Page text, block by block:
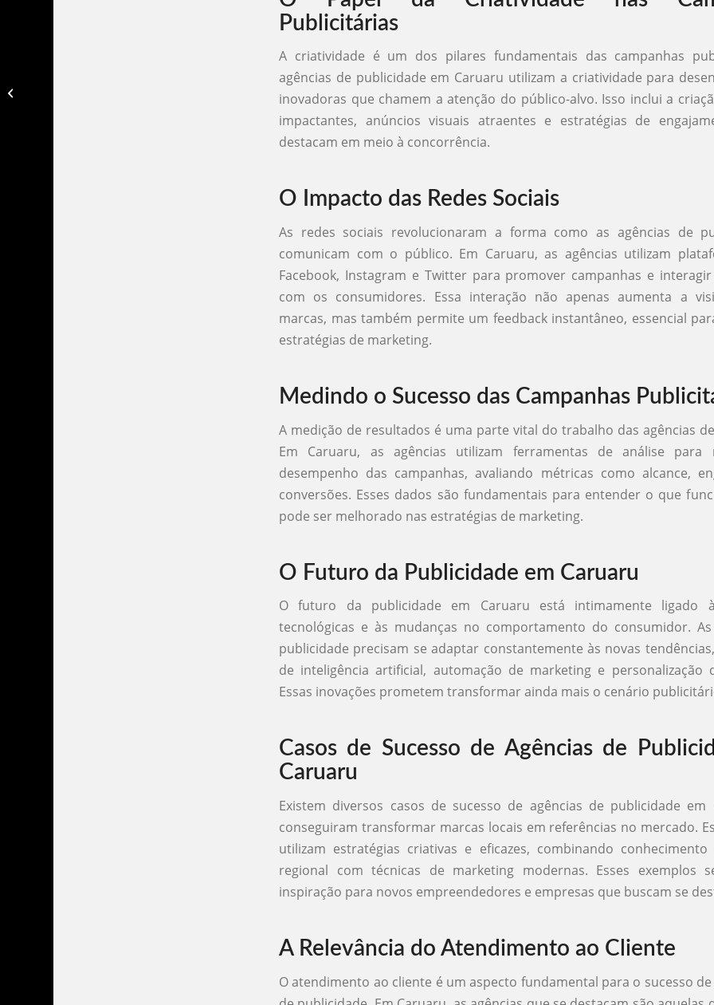
Publicitárias
A criatividade é um dos pilares fundamentais das campanhas
agências de publicidade em Caruaru utilizam a criatividade para
inovadoras que chamem a atenção do público-alvo. Isso inclui a
impactantes, anúncios visuais atraentes e estratégias de
destacam em meio à concorrência.
O Impacto das Redes Sociais
As redes sociais revolucionaram a forma como as agências de
comunicam com o público. Em Caruaru, as agências utilizam
Facebook, Instagram e Twitter para promover campanhas e
com os consumidores. Essa interação não apenas aumenta a
marcas, mas também permite um feedback instantâneo, essencial
estratégias de marketing.
Medindo o Sucesso das Campanhas
A medição de resultados é uma parte vital do trabalho das agências
Em Caruaru, as agências utilizam ferramentas de análise para
desempenho das campanhas, avaliando métricas como alcance,
conversões. Esses dados são fundamentais para entender o que
pode ser melhorado nas estratégias de marketing.
O Futuro da Publicidade em Caruaru
O futuro da publicidade em Caruaru está intimamente ligado
tecnológicas e às mudanças no comportamento do consumidor.
publicidade precisam se adaptar constantemente às novas
de inteligência artificial, automação de marketing e personalização
Essas inovações prometem transformar ainda mais o cenário
Casos de Sucesso de Agências de
Caruaru
Existem diversos casos de sucesso de agências de publicidade em
conseguiram transformar marcas locais em referências no mercado.
utilizam estratégias criativas e eficazes, combinando
regional com técnicas de marketing modernas. Esses exemplos
inspiração para novos empreendedores e empresas que buscam se
A Relevância do Atendimento ao Cliente
O atendimento ao cliente é um aspecto fundamental para o sucesso